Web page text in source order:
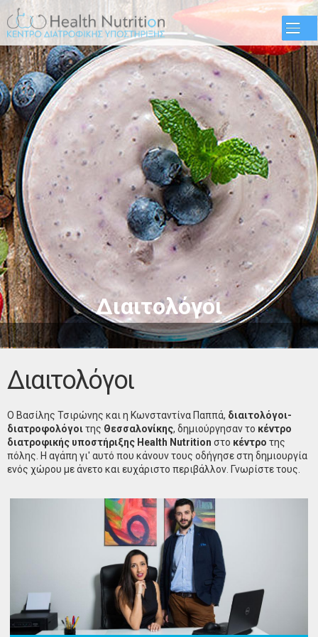
Παράκαμψη
προς το
κυρίως
περιεχόμενο
Διαιτολόγοι
Διαιτολόγοι
Ο Βασίλης Τσιρώνης και η Κωνσταντίνα Παππά, διαιτολόγοι-
διατροφολόγοιτης Θεσσαλονίκης, δημιούργησαν το κέντρο
διατροφικής υποστήριξης Health Nutrition στο κέντρο της
πόλης. Η αγάπη γι' αυτό που κάνουν τους οδήγησε στη δημιουργία
ενός χώρου με άνετο και ευχάριστο περιβάλλον. Γνωρίστε τους.